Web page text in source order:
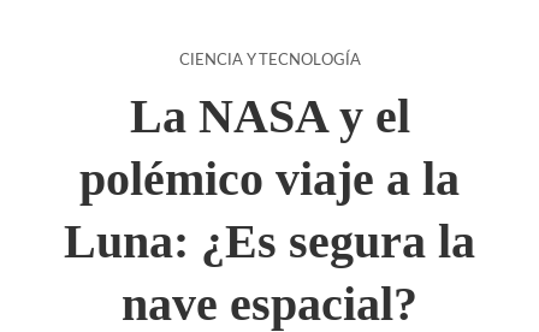
CIENCIA Y TECNOLOGÍA
La NASA y el
polémico viaje a la
Luna: ¿Es segura la
nave espacial?